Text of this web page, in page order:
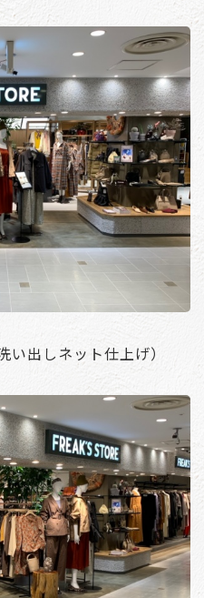
出しネット仕上げ）